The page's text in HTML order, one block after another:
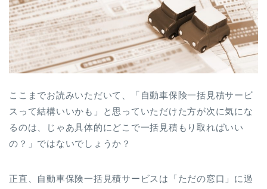
ここまでお読みいただいて、「自動車保険一括見積サービ
スって結構いいかも」と思っていただけた方が次に気にな
るのは、じゃあ具体的にどこで一括見積もり取ればいい
の？」ではないでしょうか？
正直、自動車保険一括見積サービスは「ただの窓口」に過